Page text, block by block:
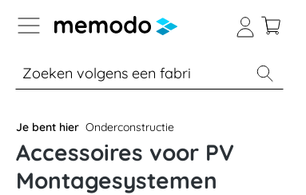
naar navigatie B2B-platform
% Sale Batterijopslag thuis
Je bent hier Onderconstructie
Accessoires voor PV
Montagesystemen